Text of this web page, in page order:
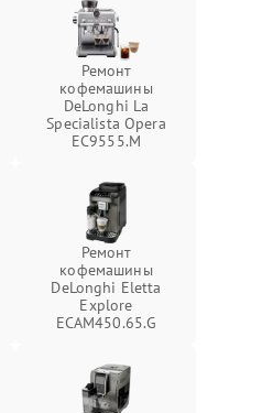
Ремонт
кофемашины
DeLonghi La
Specialista Opera
EC9555.M
Ремонт
кофемашины
DeLonghi Eletta
Explore
ECAM450.65.G